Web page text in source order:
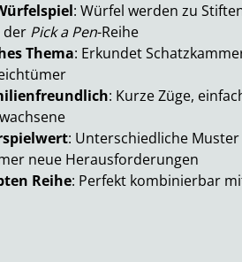
: Würfel werden zu
der Pick a Pen-Reihe
Thema: Erkundet
: Kurze Züge,
: Unterschiedliche
neue Herausforderungen
Reihe: Perfekt kombinierbar